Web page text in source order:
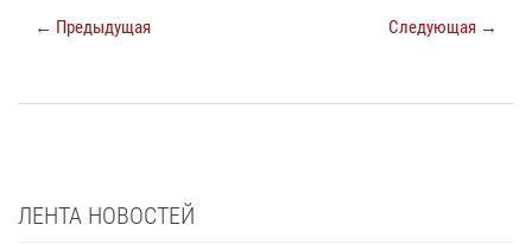
← Предыдущая Следующая →
ЛЕНТА НОВОСТЕЙ